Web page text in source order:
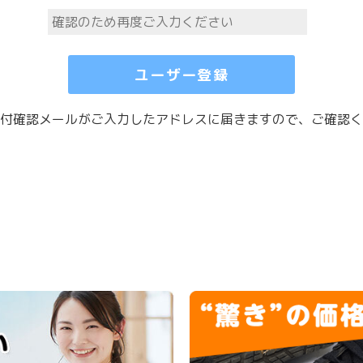
確認メールがご入力したアドレスに届きますので、ご確認